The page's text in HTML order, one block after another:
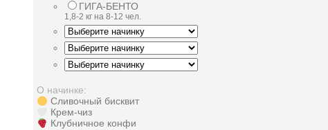
ГИГА-БЕНТО
1,8-2 кг на 8-12 чел.
О начинке:
Сливочный бисквит
Крем-чиз
Клубничное конфи